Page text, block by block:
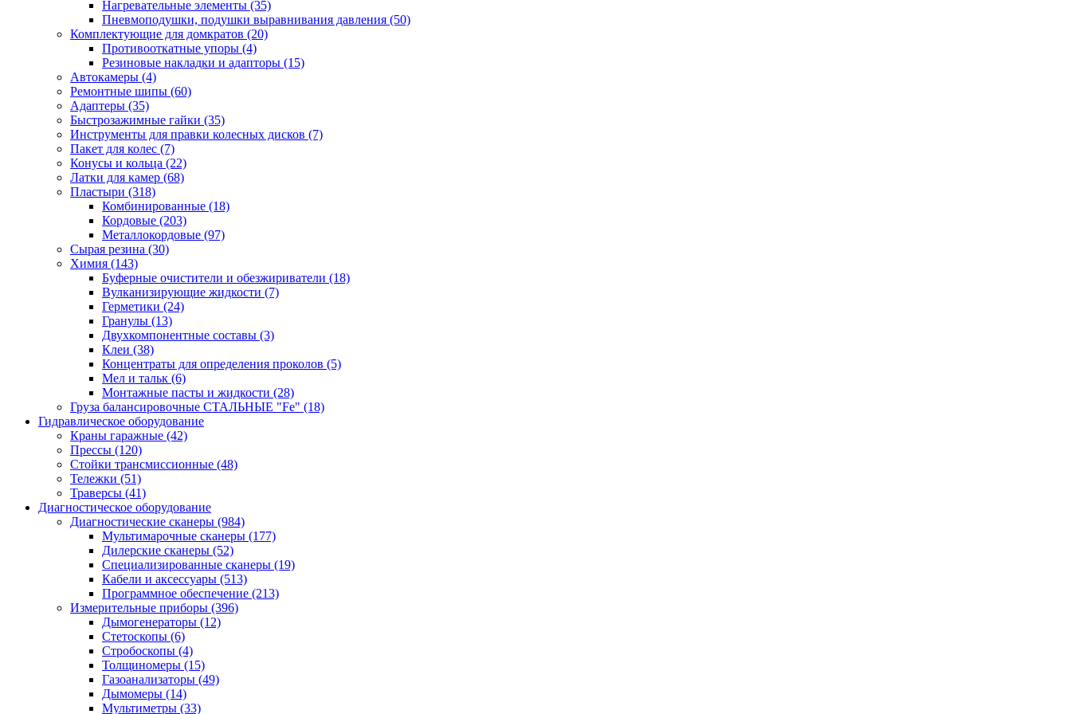
Нагревательные элементы (35)
Пневмоподушки, подушки выравнивания давления (50)
Комплектующие для домкратов (20)
Противооткатные упоры (4)
Резиновые накладки и адапторы (15)
Автокамеры (4)
Ремонтные шипы (60)
Адаптеры (35)
Быстрозажимные гайки (35)
Инструменты для правки колесных дисков (7)
Пакет для колес (7)
Конусы и кольца (22)
Латки для камер (68)
Пластыри (318)
Комбинированные (18)
Кордовые (203)
Металлокордовые (97)
Сырая резина (30)
Химия (143)
Буферные очистители и обезжириватели (18)
Вулканизирующие жидкости (7)
Герметики (24)
Гранулы (13)
Двухкомпонентные составы (3)
Клеи (38)
Концентраты для определения проколов (5)
Мел и тальк (6)
Монтажные пасты и жидкости (28)
Груза балансировочные СТАЛЬНЫЕ "Fe" (18)
Гидравлическое оборудование
Краны гаражные (42)
Прессы (120)
Стойки трансмиссионные (48)
Тележки (51)
Траверсы (41)
Диагностическое оборудование
Диагностические сканеры (984)
Мультимарочные сканеры (177)
Дилерские сканеры (52)
Специализированные сканеры (19)
Кабели и аксессуары (513)
Программное обеспечение (213)
Измерительные приборы (396)
Дымогенераторы (12)
Стетоскопы (6)
Стробоскопы (4)
Толщиномеры (15)
Газоанализаторы (49)
Дымомеры (14)
Мультиметры (33)